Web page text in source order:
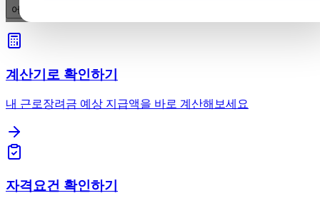
어떤 서류를 발급할 수 있고 제한은 무엇인가요?
계산기로 확인하기
내 근로장려금 예상 지급액을 바로 계산해보세요
자격요건 확인하기